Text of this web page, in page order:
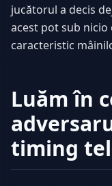
jucătorul a decis
acest pot sub nicio
caracteristic
Luăm în
timing